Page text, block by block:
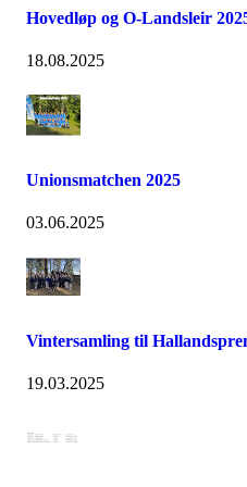
Hovedløp og O-Landsleir
18.08.2025
Unionsmatchen 2025
03.06.2025
Vintersamling til
19.03.2025